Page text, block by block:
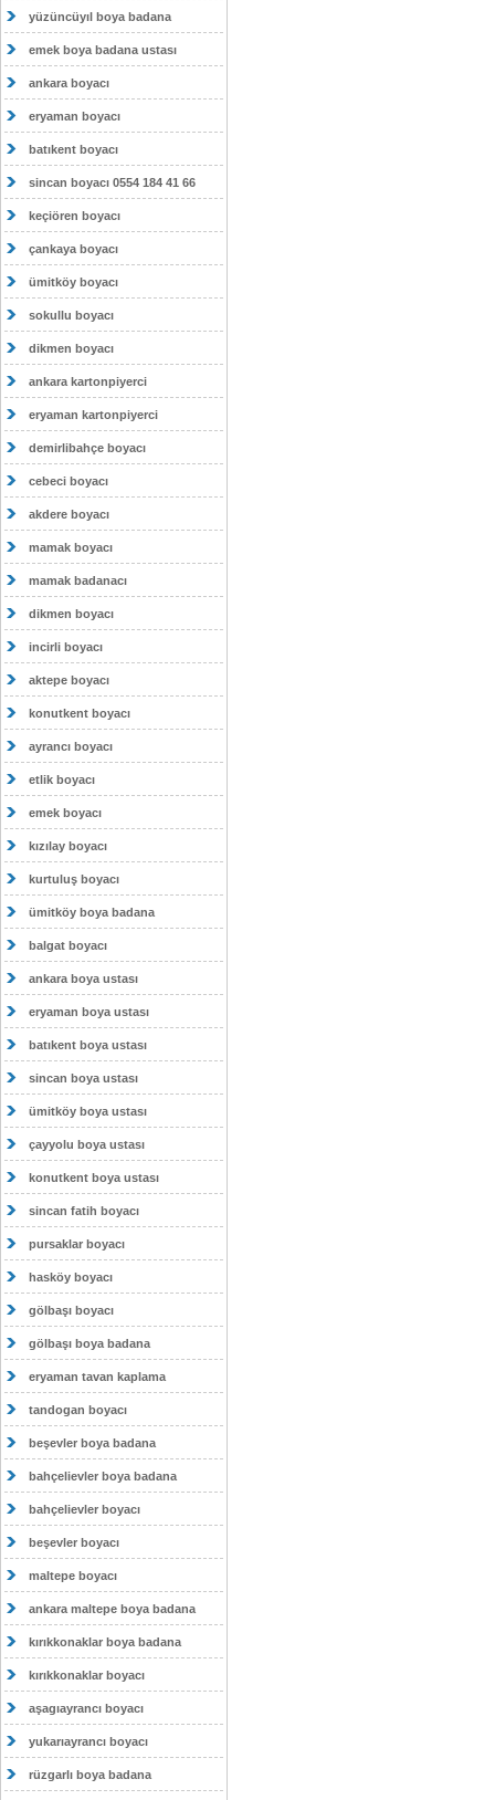
yüzüncüyıl boya badana
emek boya badana ustası
ankara boyacı
eryaman boyacı
batıkent boyacı
sincan boyacı 0554 184 41 66
keçiören boyacı
çankaya boyacı
ümitköy boyacı
sokullu boyacı
dikmen boyacı
ankara kartonpiyerci
eryaman kartonpiyerci
demirlibahçe boyacı
cebeci boyacı
akdere boyacı
mamak boyacı
mamak badanacı
dikmen boyacı
incirli boyacı
aktepe boyacı
konutkent boyacı
ayrancı boyacı
etlik boyacı
emek boyacı
kızılay boyacı
kurtuluş boyacı
ümitköy boya badana
balgat boyacı
ankara boya ustası
eryaman boya ustası
batıkent boya ustası
sincan boya ustası
ümitköy boya ustası
çayyolu boya ustası
konutkent boya ustası
sincan fatih boyacı
pursaklar boyacı
hasköy boyacı
gölbaşı boyacı
gölbaşı boya badana
eryaman tavan kaplama
tandogan boyacı
beşevler boya badana
bahçelievler boya badana
bahçelievler boyacı
beşevler boyacı
maltepe boyacı
ankara maltepe boya badana
kırıkkonaklar boya badana
kırıkkonaklar boyacı
aşagıayrancı boyacı
yukarıayrancı boyacı
rüzgarlı boya badana